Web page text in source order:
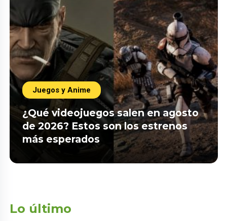
Juegos y Anime
¿Qué videojuegos salen en agosto
de 2026? Estos son los estrenos
más esperados
Lo último